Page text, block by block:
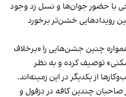
با حضور جوان‌ها و نسل زد وجود
رویدادهایی خشن‌تر برخورد
چنین جشن‌هایی را «برخلاف
توصیف کرده و به نظر
از یکدیگر در این زمینه‌اند.
صاحبان چندین کافه در دزفول و